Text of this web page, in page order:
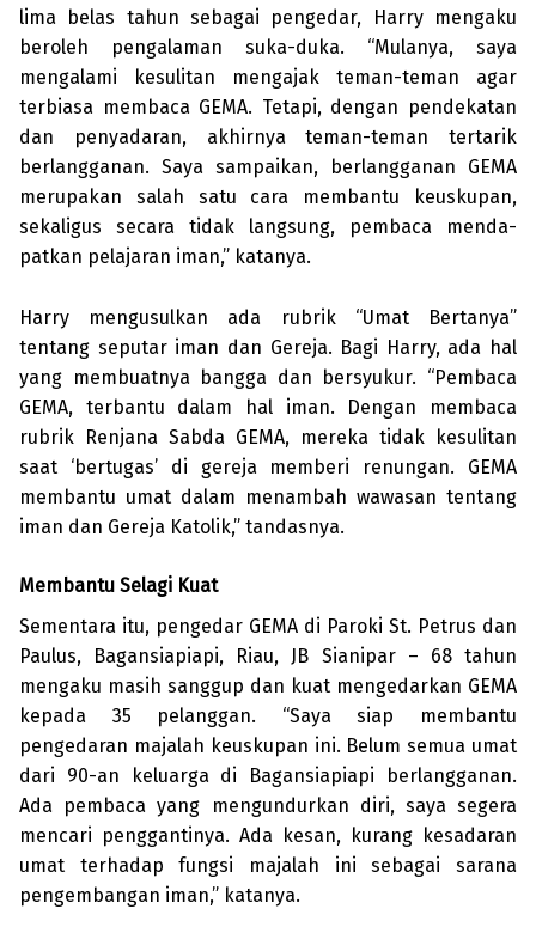
lima belas tahun sebagai pengedar, Harry mengaku
beroleh pengalaman suka-duka. “Mu­lanya, saya
mengalami kesulitan mengajak teman-teman agar
terbiasa membaca GEMA. Tetapi, dengan pendekatan
dan penyadaran, akhirnya teman-teman tertarik
berlangganan. Saya sampaikan, berlangganan GEMA
merupakan salah satu cara membantu keuskupan,
sekaligus secara tidak langsung, pembaca menda­
patkan pelajaran iman,” katanya.
Harry mengusulkan ada rubrik “Umat Bertanya”
tentang seputar iman dan Gereja. Bagi Harry, ada hal
yang membuatnya bangga dan bersyukur. “Pem­baca
GEMA, terbantu dalam hal iman. Dengan membaca
rubrik Renjana Sabda GEMA, mereka tidak kesulitan
saat ‘bertugas’ di gereja memberi renungan. GEMA
membantu umat dalam menam­bah wawasan tentang
iman dan Gereja Katolik,” tandasnya.
Membantu Selagi Kuat
Sementara itu, pengedar GEMA di Paroki St. Petrus dan
Paulus, Bagan­siapiapi, Riau, JB Sianipar – 68 tahun
mengaku masih sanggup dan kuat menge­darkan GEMA
kepada 35 pelang­gan. “Saya siap membantu
pengedaran majalah keuskupan ini. Belum semua umat
dari 90-an keluarga di Bagansiapiapi ber­lang­ganan.
Ada pem­baca yang meng­undurkan diri, saya segera
men­cari penggantinya. Ada kesan, ku­rang kesadaran
umat terha­dap fungsi majalah ini sebagai sarana
pengem­bangan iman,” katanya.